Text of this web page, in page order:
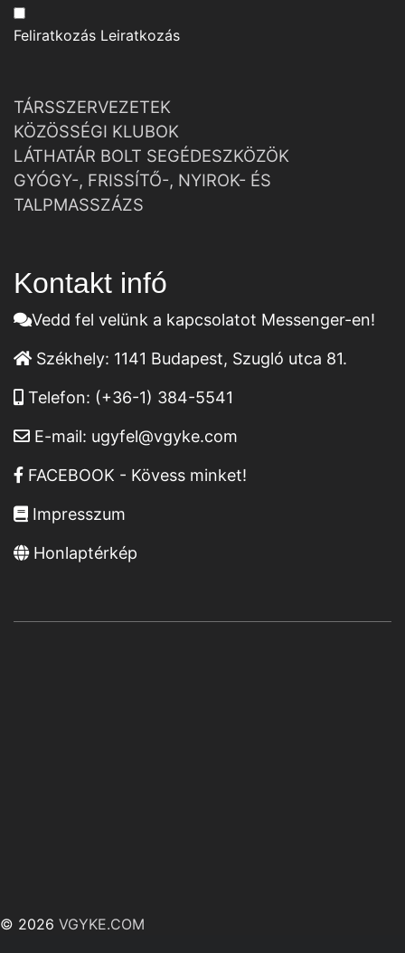
Feliratkozás Leiratkozás
TÁRSSZERVEZETEK
KÖZÖSSÉGI KLUBOK
LÁTHATÁR BOLT SEGÉDESZKÖZÖK
GYÓGY-, FRISSÍTŐ-, NYIROK- ÉS
TALPMASSZÁZS
Kontakt infó
Vedd fel velünk a kapcsolatot Messenger-en!
Székhely: 1141 Budapest, Szugló utca 81.
Telefon: (+36-1) 384-5541
E-mail: ugyfel@vgyke.com
FACEBOOK - Kövess minket!
Impresszum
Honlaptérkép
© 2026 VGYKE.COM